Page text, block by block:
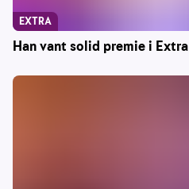
Han vant solid premie i Extra
EXTRA